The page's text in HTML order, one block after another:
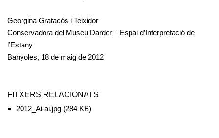
Georgina Gratacós i Teixidor
Conservadora del Museu Darder – Espai d’Interpretació de
l’Estany
Banyoles, 18 de maig de 2012
FITXERS RELACIONATS
2012_Ai-ai.jpg (284 KB)